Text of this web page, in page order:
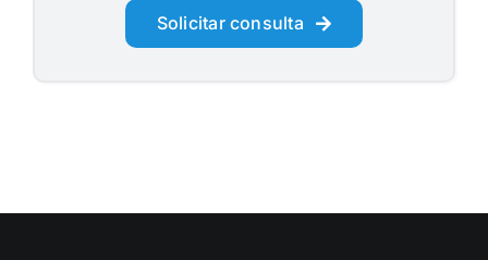
Solicitar consulta